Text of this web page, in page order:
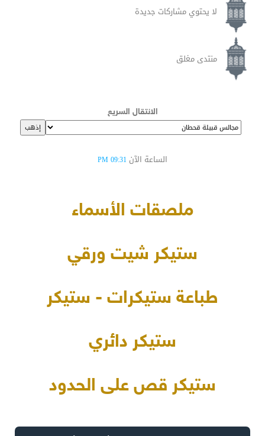
لا يحتوي مشاركات جديدة
منتدى مغلق
الانتقال السريع
الساعة الآن 09:31 PM
ملصقات الأسماء
ستيكر شيت ورقي
طباعة ستيكرات - ستيكر
ستيكر دائري
ستيكر قص على الحدود